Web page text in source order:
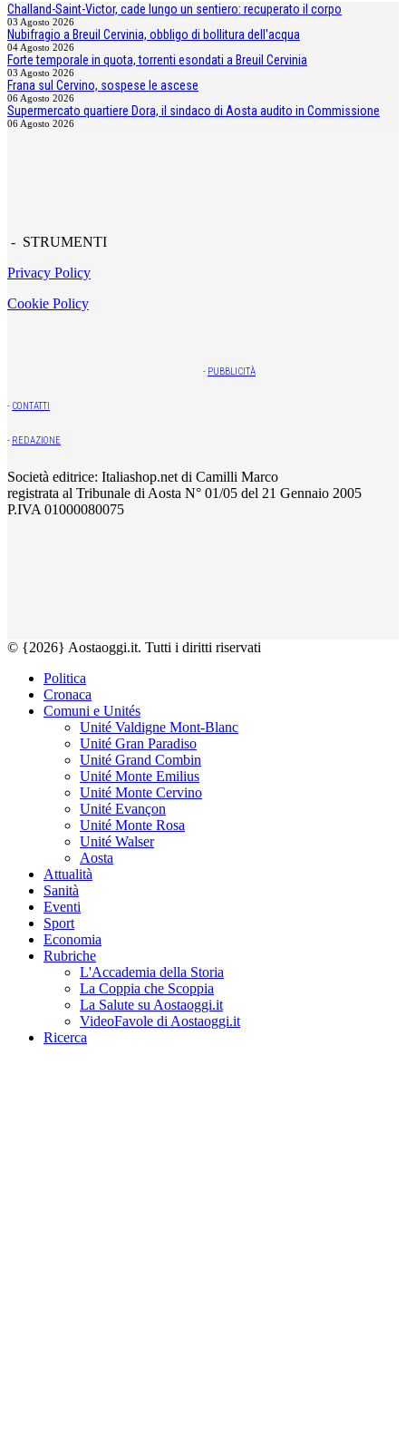
Challand-Saint-Victor, cade lungo un sentiero: recuperato il corpo
03 Agosto 2026
Nubifragio a Breuil Cervinia, obbligo di bollitura dell'acqua
04 Agosto 2026
Forte temporale in quota, torrenti esondati a Breuil Cervinia
03 Agosto 2026
Frana sul Cervino, sospese le ascese
06 Agosto 2026
Supermercato quartiere Dora, il sindaco di Aosta audito in Commissione
06 Agosto 2026
- STRUMENTI
Privacy Policy
Cookie Policy
- PUBBLICITÀ
- CONTATTI
- REDAZIONE
Società editrice: Italiashop.net di Camilli Marco
registrata al Tribunale di Aosta N° 01/05 del 21 Gennaio 2005
P.IVA 01000080075
© {2026} Aostaoggi.it. Tutti i diritti riservati
Politica
Cronaca
Comuni e Unités
Unité Valdigne Mont-Blanc
Unité Gran Paradiso
Unité Grand Combin
Unité Monte Emilius
Unité Monte Cervino
Unité Evançon
Unité Monte Rosa
Unité Walser
Aosta
Attualità
Sanità
Eventi
Sport
Economia
Rubriche
L'Accademia della Storia
La Coppia che Scoppia
La Salute su Aostaoggi.it
VideoFavole di Aostaoggi.it
Ricerca